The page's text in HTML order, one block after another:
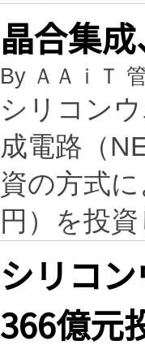
晶合集
By ＡＡｉＴ
シリコン
成電路（
資の方式
円）を投
シリコ
366億元